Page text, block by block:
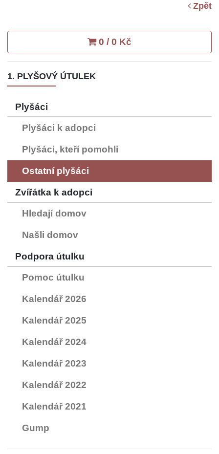
Zpět
0 / 0 Kč
1. PLYŠOVÝ ÚTULEK
Plyšáci
Plyšáci k adopci
Plyšáci, kteří pomohli
Ostatní plyšáci
Zvířátka k adopci
Hledají domov
Našli domov
Podpora útulku
Pomoc útulku
Kalendář 2026
Kalendář 2025
Kalendář 2024
Kalendář 2023
Kalendář 2022
Kalendář 2021
Gump